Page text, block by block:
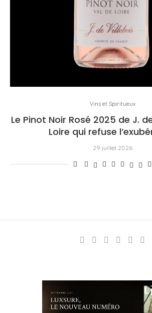
Vins et Spiritueux
Le Pinot Noir Rosé 2025 de J.
Loire qui refuse
29 juillet 2026